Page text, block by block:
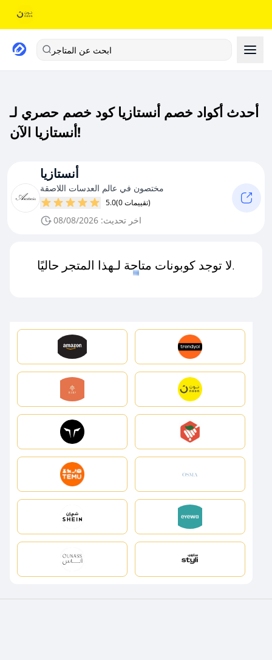
ابحث عن المتاجر
أحدث أكواد خصم أنستازيا كود خصم حصري لـ
أنستازيا الآن!
أنستازيا
مختصون في عالم العدسات اللاصقة
5.0 (0 تقييمات)
اخر تحديث: 08/08/2026
لا توجد كوبونات متاحة لـهذا المتجر حاليًا.